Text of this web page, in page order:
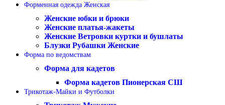
Форменная одежда Женская
Женские юбки и брюки
Женские платья-жакеты
Женские Ветровки куртки и бушлаты
Блузки Рубашки Женские
Форма по ведомствам
Форма для кадетов
Форма кадетов Пионерская СШ
Трикотаж-Майки и Футболки